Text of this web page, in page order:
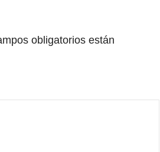
obligatorios están